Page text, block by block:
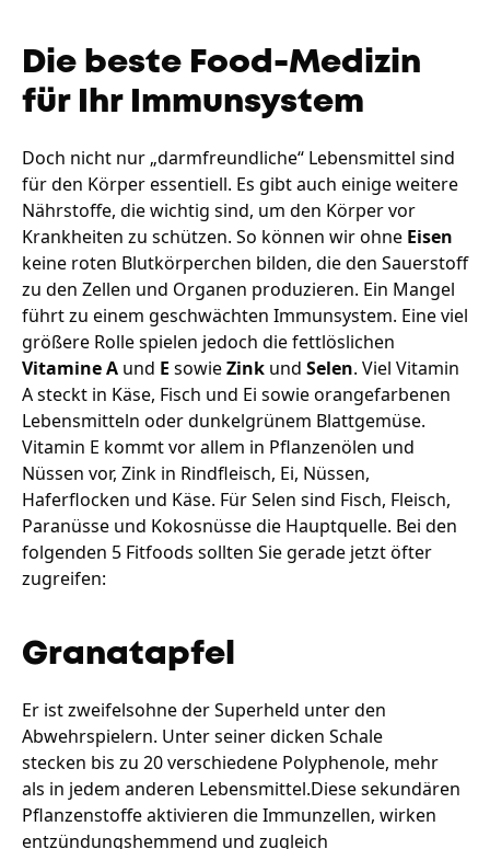
Die beste Food-Medizin
für Ihr Immunsystem
Doch nicht nur „darmfreundliche“ Lebensmittel sind
für den Körper essentiell. Es gibt auch einige weitere
Nährstoffe, die wichtig sind, um den Körper vor
Krankheiten zu schützen. So können wir ohne Eisen
keine roten Blutkörperchen bilden, die den Sauerstoff
zu den Zellen und Organen produzieren. Ein Mangel
führt zu einem geschwächten Immunsystem. Eine viel
größere Rolle spielen jedoch die fettlöslichen
Vitamine A und E sowieZink und Selen. Viel Vitamin
A steckt in Käse, Fisch und Ei sowie orangefarbenen
Lebensmitteln oder dunkelgrünem Blattgemüse.
Vitamin E kommt vor allem in Pflanzenölen und
Nüssen vor, Zink in Rindfleisch, Ei, Nüssen,
Haferflocken und Käse. Für Selen sind Fisch, Fleisch,
Paranüsse und Kokosnüsse die Hauptquelle. Bei den
folgenden 5 Fitfoods sollten Sie gerade jetzt öfter
zugreifen:
Granatapfel
Er ist zweifelsohne der Superheld unter den
Abwehrspielern. Unter seiner dicken Schale
stecken bis zu 20 verschiedene Polyphenole, mehr
als in jedem anderen Lebensmittel.Diese sekundären
Pflanzenstoffe aktivieren die Immunzellen, wirken
entzündungshemmend und zugleich